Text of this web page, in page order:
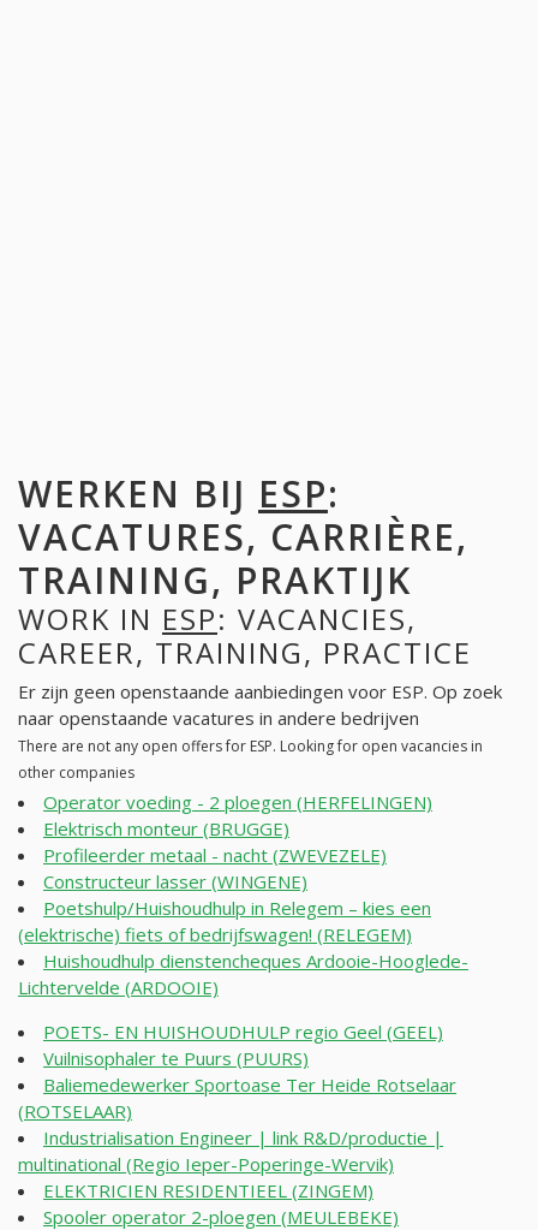
WERKEN BIJ ESP:
VACATURES, CARRIÈRE,
TRAINING, PRAKTIJK
WORK IN ESP: VACANCIES,
CAREER, TRAINING, PRACTICE
Er zijn geen openstaande aanbiedingen voor ESP. Op zoek
naar openstaande vacatures in andere bedrijven
There are not any open offers for ESP. Looking for open vacancies in
other companies
Operator voeding - 2 ploegen (HERFELINGEN)
Elektrisch monteur (BRUGGE)
Profileerder metaal - nacht (ZWEVEZELE)
Constructeur lasser (WINGENE)
Poetshulp/Huishoudhulp in Relegem – kies een
(elektrische) fiets of bedrijfswagen! (RELEGEM)
Huishoudhulp dienstencheques Ardooie-Hooglede-
Lichtervelde (ARDOOIE)
POETS- EN HUISHOUDHULP regio Geel (GEEL)
Vuilnisophaler te Puurs (PUURS)
Baliemedewerker Sportoase Ter Heide Rotselaar
(ROTSELAAR)
Industrialisation Engineer | link R&D/productie |
multinational (Regio Ieper-Poperinge-Wervik)
ELEKTRICIEN RESIDENTIEEL (ZINGEM)
Spooler operator 2-ploegen (MEULEBEKE)